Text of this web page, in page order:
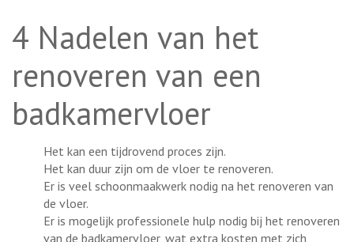
4 Nadelen van het
renoveren van een
badkamervloer
Het kan een tijdrovend proces zijn.
Het kan duur zijn om de vloer te renoveren.
Er is veel schoonmaakwerk nodig na het renoveren van
de vloer.
Er is mogelijk professionele hulp nodig bij het renoveren
van de badkamervloer, wat extra kosten met zich